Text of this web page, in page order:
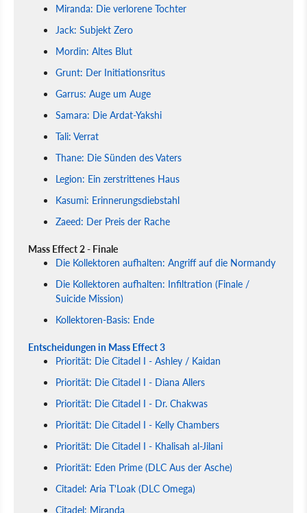
Miranda: Die verlorene Tochter
Jack: Subjekt Zero
Mordin: Altes Blut
Grunt: Der Initiationsritus
Garrus: Auge um Auge
Samara: Die Ardat-Yakshi
Tali: Verrat
Thane: Die Sünden des Vaters
Legion: Ein zerstrittenes Haus
Kasumi: Erinnerungsdiebstahl
Zaeed: Der Preis der Rache
Mass Effect 2 - Finale
Die Kollektoren aufhalten: Angriff auf die Normandy
Die Kollektoren aufhalten: Infiltration (Finale /
Suicide Mission)
Kollektoren-Basis: Ende
Entscheidungen in Mass Effect 3
Priorität: Die Citadel I - Ashley / Kaidan
Priorität: Die Citadel I - Diana Allers
Priorität: Die Citadel I - Dr. Chakwas
Priorität: Die Citadel I - Kelly Chambers
Priorität: Die Citadel I - Khalisah al-Jilani
Priorität: Eden Prime (DLC Aus der Asche)
Citadel: Aria T'Loak (DLC Omega)
Citadel: Miranda